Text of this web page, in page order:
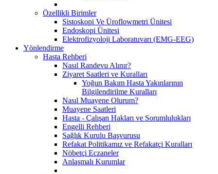
Özellikli Birimler
Sistoskopi Ve Üroflowmetri Ünitesi
Endoskopi Ünitesi
Elektrofizyoloji Laboratuvarı (EMG-EEG)
Yönlendirme
Hasta Rehberi
Nasıl Randevu Alınır?
Ziyaret Saatleri ve Kuralları
Yoğun Bakım Hasta Yakınlarının
Bilgilendirilme Kuralları
Nasıl Muayene Olurum?
Muayene Saatleri
Hasta - Çalışan Hakları ve Sorumlulukları
Engelli Rehberi
Sağlık Kurulu Başvurusu
Refakat Politikamız ve Refakatçi Kuralları
Nöbetçi Eczaneler
Anlaşmalı Kurumlar